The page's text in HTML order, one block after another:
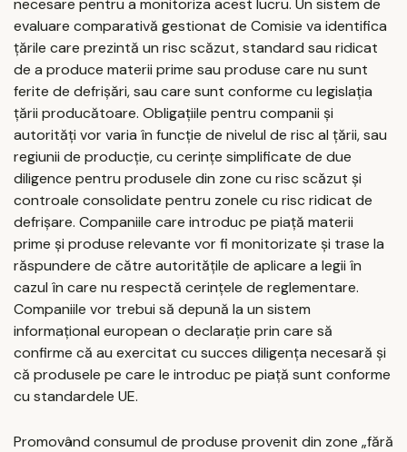
necesare pentru a monitoriza acest lucru. Un sistem de
evaluare comparativă gestionat de Comisie va identifica
țările care prezintă un risc scăzut, standard sau ridicat
de a produce materii prime sau produse care nu sunt
ferite de defrișări, sau care sunt conforme cu legislația
țării producătoare. Obligațiile pentru companii și
autorități vor varia în funcție de nivelul de risc al țării, sau
regiunii de producție, cu cerințe simplificate de due
diligence pentru produsele din zone cu risc scăzut și
controale consolidate pentru zonele cu risc ridicat de
defrișare. Companiile care introduc pe piață materii
prime și produse relevante vor fi monitorizate și trase la
răspundere de către autoritățile de aplicare a legii în
cazul în care nu respectă cerințele de reglementare.
Companiile vor trebui să depună la un sistem
informațional european o declarație prin care să
confirme că au exercitat cu succes diligența necesară și
că produsele pe care le introduc pe piață sunt conforme
cu standardele UE.
Promovând consumul de produse provenit din zone „fără